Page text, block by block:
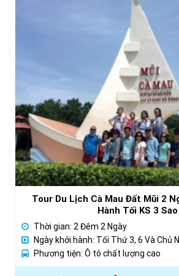
Tour Du Lịch Cà Mau Đất Mũi 2
Hành Tối KS 3 Sao
Thời gian: 2 Đêm 2 Ngày
Ngày khởi hành: Tối Thứ 3, 6 Và Chủ
Phương tiện: Ô tô chất lượng cao